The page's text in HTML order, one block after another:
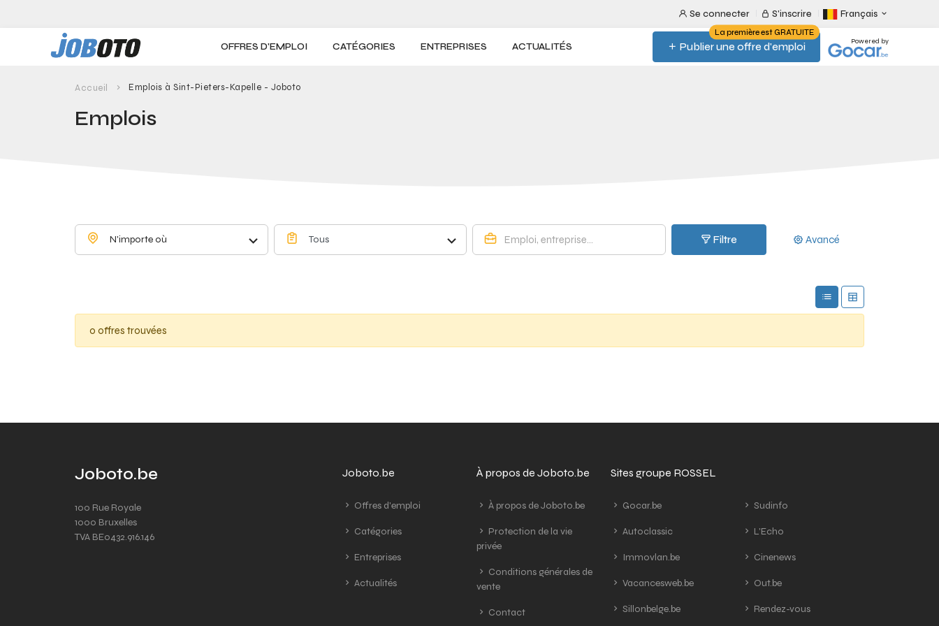
Se connecter S'inscrire Français
OFFRES D'EMPLOI CATÉGORIES ENTREPRISES ACTUALITÉS Publier une offre d'emploi
La première est GRATUITE
Powered by
Accueil Emplois à Sint-Pieters-Kapelle - Joboto
Emplois
N'importe où Tous Filtre Avancé
0 offres trouvées
Joboto.be
100 Rue Royale
1000 Bruxelles
TVA BE0432.916.146
Joboto.be
Offres d'emploi
Catégories
Entreprises
Actualités
À propos de Joboto.be
À propos de Joboto.be
Protection de la vie
privée
Conditions générales de
vente
Contact
Sites groupe ROSSEL
Gocar.be
Autoclassic
Immovlan.be
Vacancesweb.be
Sillonbelge.be
Sudinfo
L'Echo
Cinenews
Out.be
Rendez-vous